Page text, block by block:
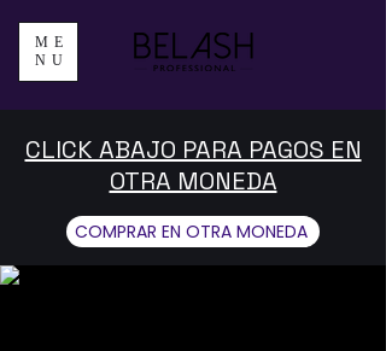
ME
NU
CLICK ABAJO PARA PAGOS EN
OTRA MONEDA
COMPRAR EN OTRA MONEDA